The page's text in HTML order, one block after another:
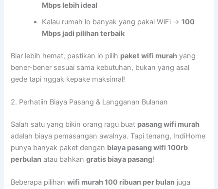
Mbps lebih ideal
Kalau rumah lo banyak yang pakai WiFi →100
Mbps jadi pilihan terbaik
Biar lebih hemat, pastikan lo pilih paket wifi murah yang
bener-bener sesuai sama kebutuhan, bukan yang asal
gede tapi nggak kepake maksimal!
2. Perhatiin Biaya Pasang & Langganan Bulanan
Salah satu yang bikin orang ragu buat pasang wifi murah
adalah biaya pemasangan awalnya. Tapi tenang, IndiHome
punya banyak paket dengan biaya pasang wifi 100rb
perbulan atau bahkangratis biaya pasang!
Beberapa pilihanwifi murah 100 ribuan per bulan juga